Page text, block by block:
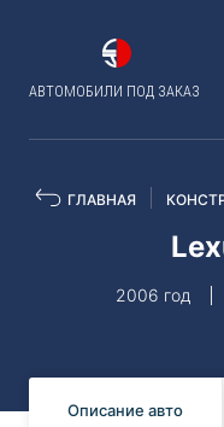
АВТОМОБИЛИ ПОД ЗАКАЗ
ГЛАВНАЯ
2006 год
Описание авто